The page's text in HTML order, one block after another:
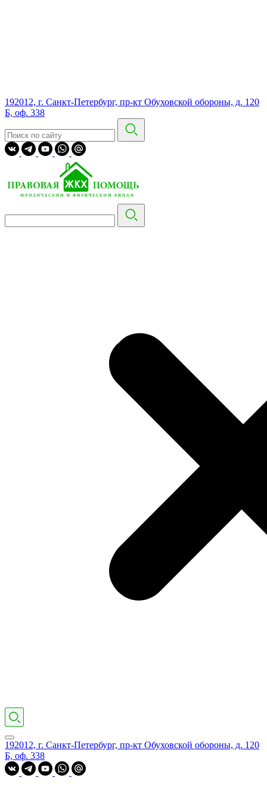
192012, г. Санкт-Петербург, пр-кт Обуховской обороны, д. 120
Б, оф. 338
192012, г. Санкт-Петербург, пр-кт Обуховской обороны, д. 120
Б, оф. 338